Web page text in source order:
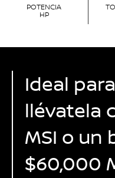
POTENCIA
HP
Ideal
llévatela
MSI o un
$60,000